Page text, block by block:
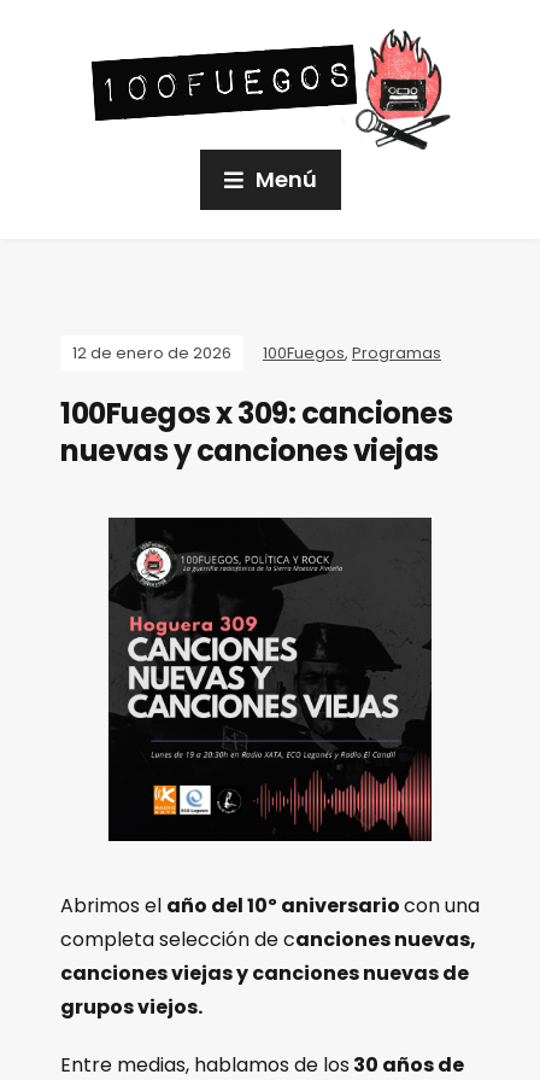
Menú
12 de enero de 2026 100Fuegos, Programas
100Fuegos x 309: canciones
nuevas y canciones viejas
Abrimos el año del 10º aniversariocon una
completa selección de canciones nuevas,
canciones viejas y canciones nuevas de
grupos viejos.
Entre medias, hablamos de los30 años de